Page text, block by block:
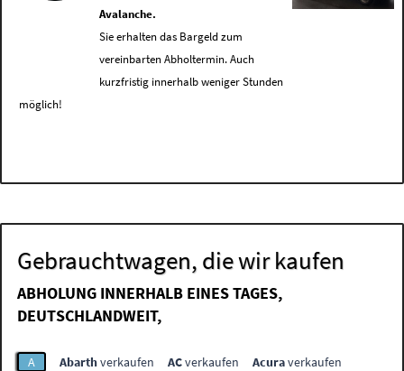
Avalanche.
Sie erhalten das Bargeld zum
vereinbarten Abholtermin. Auch
kurzfristig innerhalb weniger Stunden
möglich!
Gebrauchtwagen, die wir kaufen
ABHOLUNG INNERHALB EINES TAGES,
DEUTSCHLANDWEIT,
A Abarthverkaufen ACverkaufen Acuraverkaufen